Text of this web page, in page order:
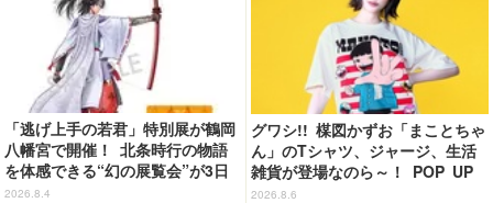
「逃げ上手の若君」特別展が鶴岡
八幡宮で開催！ 北条時行の物語
を体感できる“幻の展覧会”が3日
間限定で登場【8/28～30】
2026.8.4
グワシ!! 楳図かずお「まことちゃ
ん」のTシャツ、ジャージ、生活
雑貨が登場なのら～！ POP UP
STORE in 墓場の画廊開催【8月
2026.8.6